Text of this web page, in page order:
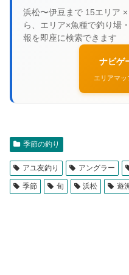
ナビゲ
エリアマッ
季節の釣り
アユ友釣り アングラー
季節 旬 浜松 遊